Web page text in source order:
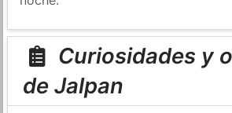
Curiosidades y
de Jalpan